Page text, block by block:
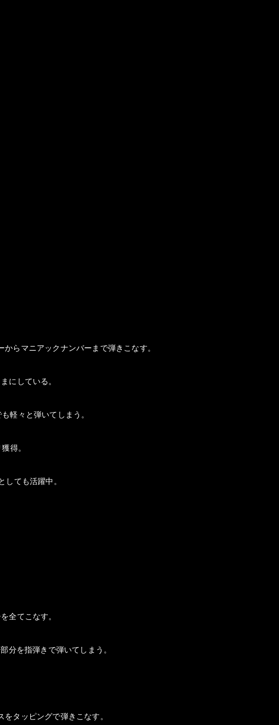
らマニアックナンバーまで弾きこなす。
にしている。
軽々と弾いてしまう。
得。
ても活躍中。
全てこなす。
分を指弾きで弾いてしまう。
タッピングで弾きこなす。